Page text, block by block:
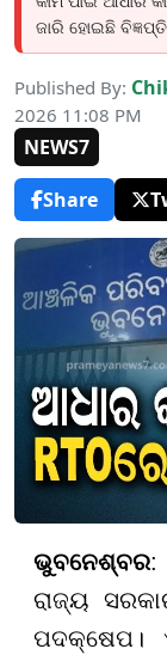
ଜାରି ହୋଇଛି
Published By:
2026 11:08 PM
NEWS7
Share
ଭୁବନେଶ୍ବର:
ରାଜ୍ୟ
ପଦକ୍ଷେପ।